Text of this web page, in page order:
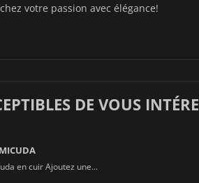
votre passion avec élégance!
DE VOUS
en cuir Ajoutez une...